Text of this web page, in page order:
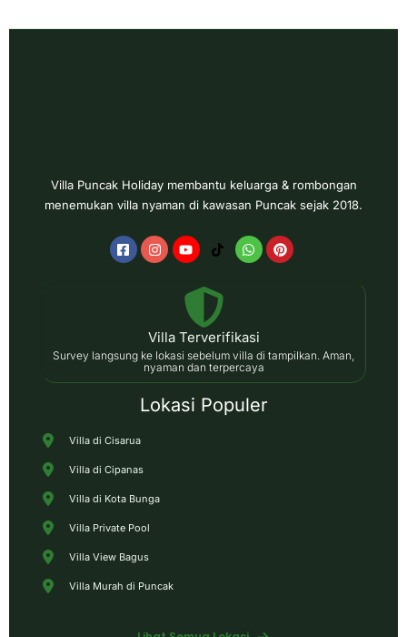
Villa Puncak Holiday membantu keluarga & rombongan
menemukan villa nyaman di kawasan Puncak sejak 2018.
Villa Terverifikasi
Survey langsung ke lokasi sebelum villa di tampilkan. Aman,
nyaman dan terpercaya
Lokasi Populer
Villa di Cisarua
Villa di Cipanas
Villa di Kota Bunga
Villa Private Pool
Villa View Bagus
Villa Murah di Puncak